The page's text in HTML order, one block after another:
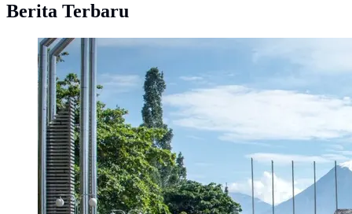
Berita Terbaru